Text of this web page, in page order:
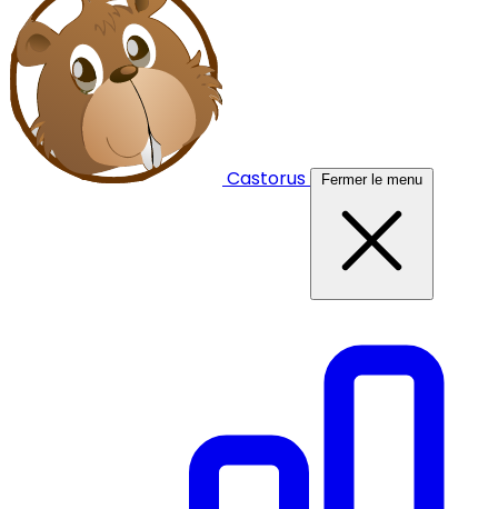
Castorus Fermer le menu